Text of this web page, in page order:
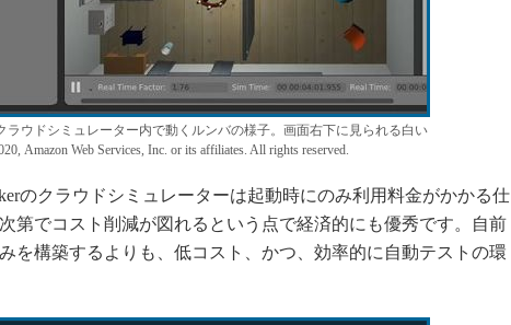
ラウドシミュレーター内で動くルンバの様子。画面右下に見られる白い
Amazon Web Services, Inc. or its affiliates. All rights reserved.
のクラウドシミュレーターは起動時にのみ利用料金がかかる仕
第でコスト削減が図れるという点で経済的にも優秀です。自前
を構築するよりも、低コスト、かつ、効率的に自動テストの環